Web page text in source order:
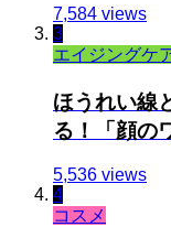
7,584 views
3
エイジングケ
ほうれい線
る！「顔の
5,536 views
4
コスメ